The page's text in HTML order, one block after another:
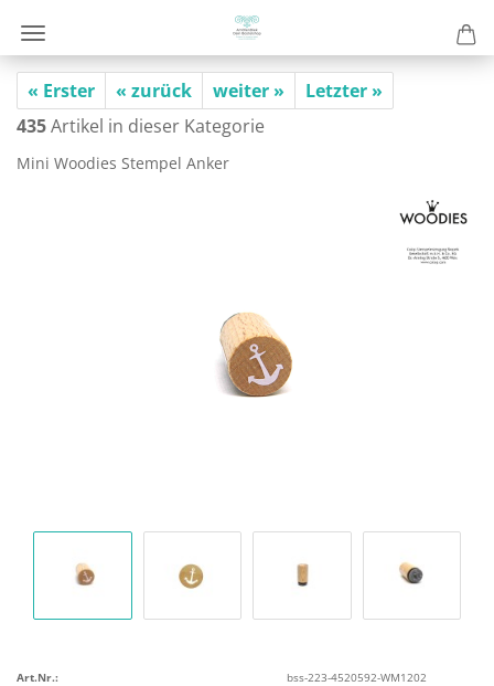
« Erster « zurück weiter »
Letzter »
435Artikel in dieser Kategorie
Mini Woo­dies Stem­pel Anker
Art.Nr.:
bss-223-4520592-WM1202